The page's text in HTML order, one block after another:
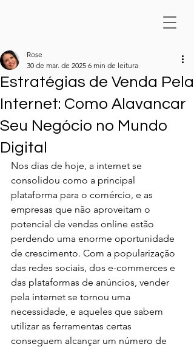
Estratégias de Venda Pela
Internet: Como Alavancar
Seu Negócio no Mundo
Digital
Rose
30 de mar. de 2025 6 min de leitura
Nos dias de hoje, a internet se
consolidou como a principal
plataforma para o comércio, e as
empresas que não aproveitam o
potencial de vendas online estão
perdendo uma enorme oportunidade
de crescimento. Com a popularização
das redes sociais, dos e-commerces e
das plataformas de anúncios, vender
pela internet se tornou uma
necessidade, e aqueles que sabem
utilizar as ferramentas certas
conseguem alcançar um número de